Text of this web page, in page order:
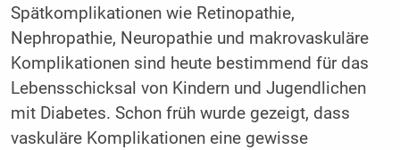
Spätkomplikationen wie Retinopathie,
Nephropathie, Neuropathie und makrovaskuläre
Komplikationen sind heute bestimmend für das
Lebensschicksal von Kindern und Jugendlichen
mit Diabetes. Schon früh wurde gezeigt, dass
vaskuläre Komplikationen eine gewisse